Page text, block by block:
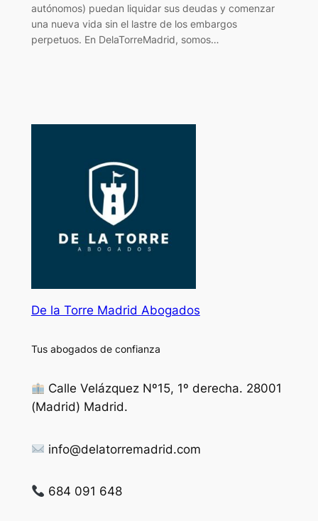
autónomos) puedan liquidar sus deudas y comenzar
una nueva vida sin el lastre de los embargos
perpetuos. En DelaTorreMadrid, somos…
De la Torre Madrid Abogados
Tus abogados de confianza
Calle Velázquez Nº15, 1º derecha. 28001
(Madrid) Madrid.
info@delatorremadrid.com
684 091 648